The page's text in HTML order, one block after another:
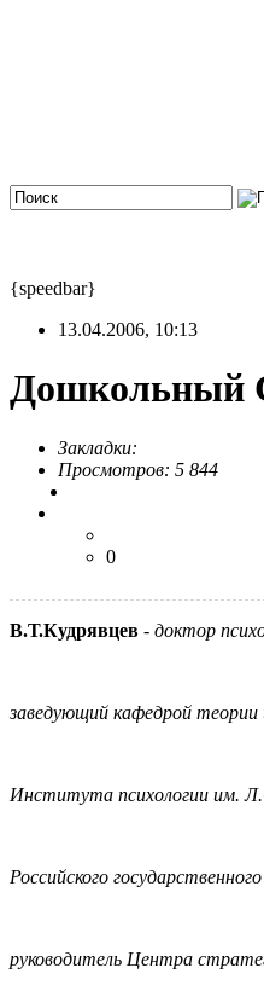
{speedbar}
13.04.2006, 10:13
Дошкольный
Закладки:
Просмотров: 5 844
0
В.Т.Кудрявцев - доктор
заведующий кафедрой теории
Института психологии им.
Российского
руководитель Центра